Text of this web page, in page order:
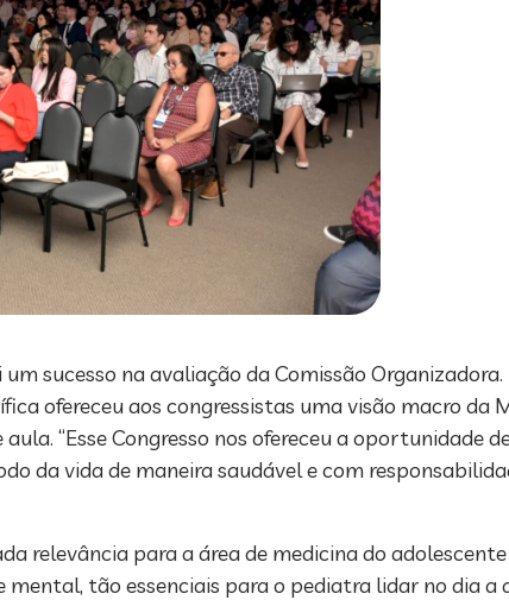
sucesso na avaliação da Comissão Organizadora.
ofereceu aos congressistas uma visão macro da
“Esse Congresso nos ofereceu a oportunidade
da vida de maneira saudável e com
relevância para a área de medicina do
tão essenciais para o pediatra lidar no dia a